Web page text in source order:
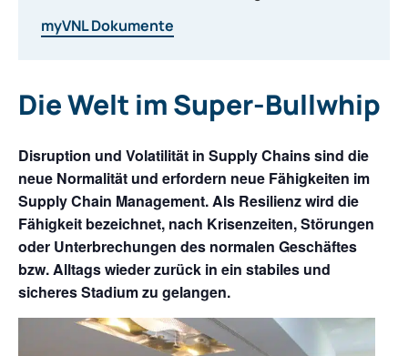
myVNL Dokumente
Die Welt im Super-Bullwhip
Disruption und Volatilität in Supply Chains sind die
neue Normalität und erfordern neue Fähigkeiten im
Supply Chain Management. Als Resilienz wird die
Fähigkeit bezeichnet, nach Krisenzeiten, Störungen
oder Unterbrechungen des normalen Geschäftes
bzw. Alltags wieder zurück in ein stabiles und
sicheres Stadium zu gelangen.